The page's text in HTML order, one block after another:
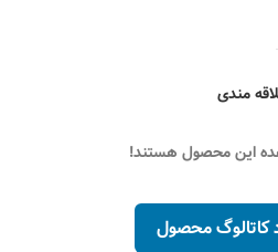
مندی
این محصول هستند!
کاتالوگ محصول